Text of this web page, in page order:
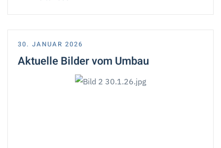
30. JANUAR 2026
Aktuelle Bilder vom Umbau